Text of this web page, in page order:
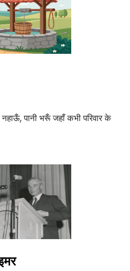
पानी भरूँ जहाँ कभी परिवार के